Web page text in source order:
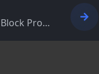
Pro F